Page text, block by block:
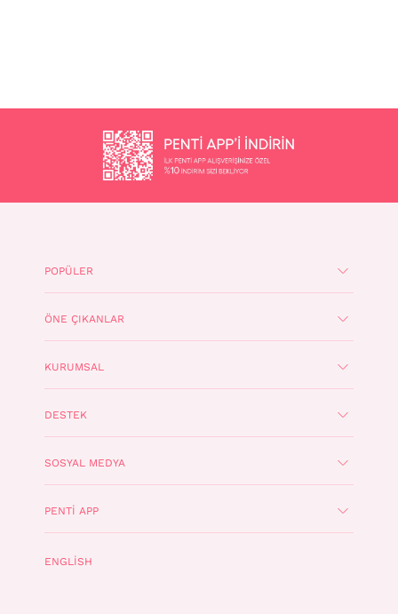
POPÜLER
ÖNE ÇIKANLAR
KURUMSAL
DESTEK
SOSYAL MEDYA
PENTI APP
ENGLISH